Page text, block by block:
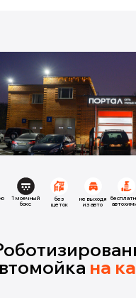
1 моечный
бокс
без
щеток
не выходя
из авто
на